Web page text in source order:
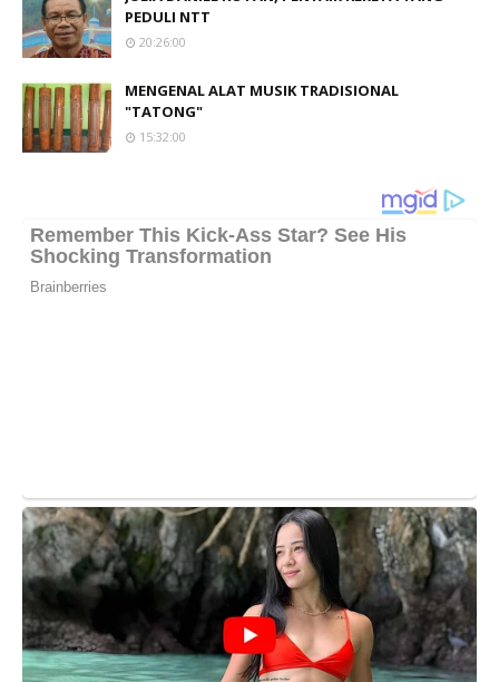
PEDULI NTT
20:26:00
MENGENAL ALAT MUSIK TRADISIONAL
"TATONG"
15:32:00